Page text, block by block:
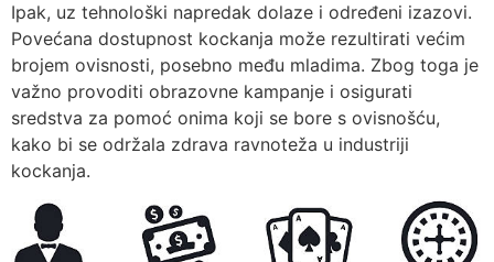
Ipak, uz tehnološki napredak dolaze i određeni izazovi.
Povećana dostupnost kockanja može rezultirati većim
brojem ovisnosti, posebno među mladima. Zbog toga je
važno provoditi obrazovne kampanje i osigurati
sredstva za pomoć onima koji se bore s ovisnošću,
kako bi se održala zdrava ravnoteža u industriji
kockanja.